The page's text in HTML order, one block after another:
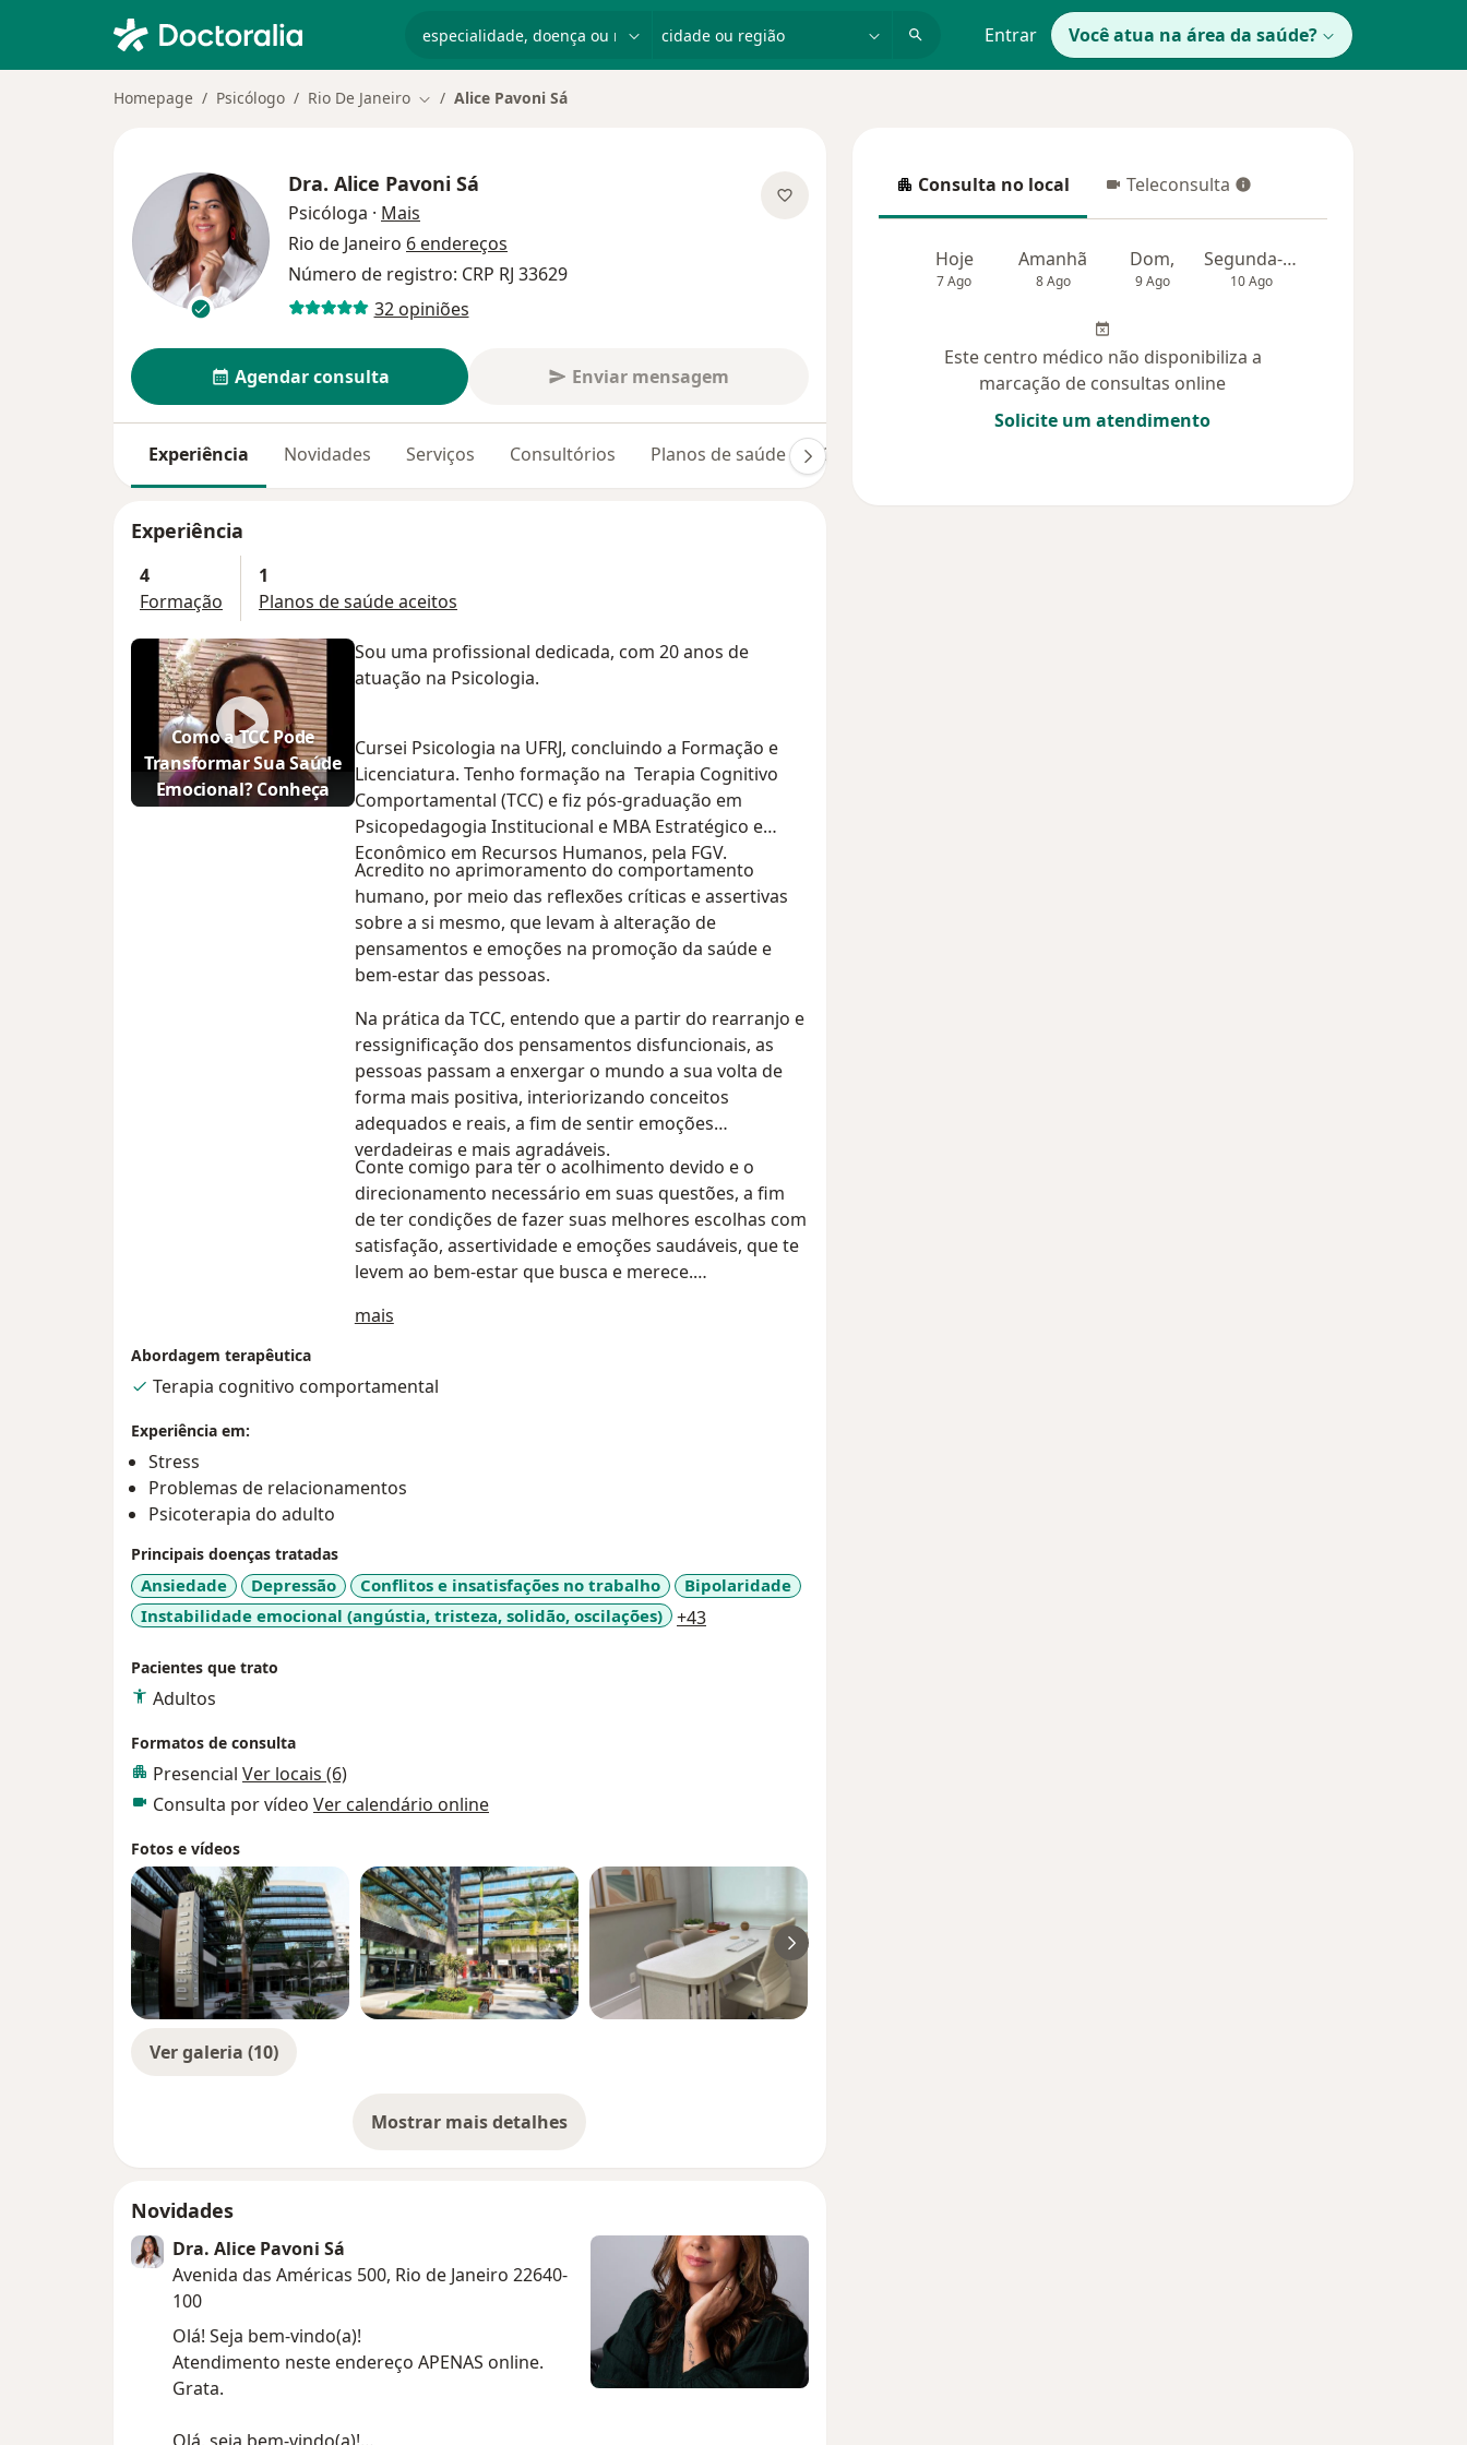
Entrar Você atua na área da saúde?
Homepage Psicólogo Rio De Janeiro Mudar de cidade
Alice Pavoni Sá
Dra. Alice Pavoni Sá
Psicóloga · Mais
Rio de Janeiro 6 endereços
Número de registro: CRP RJ 33629
32 opiniões
Agendar consulta Enviar mensagem
Experiência Novidades Serviços Consultórios Planos de saúde Opiniões (32)
Experiência
4
Formação
1
Planos de saúde aceitos
Como a TCC Pode
Transformar Sua Saúde
Emocional? Conheça
Sou uma profissional dedicada, com 20 anos de
atuação na Psicologia.
Cursei Psicologia na UFRJ, concluindo a Formação e
Licenciatura. Tenho formação na Terapia Cognitivo
Comportamental (TCC) e fiz pós-graduação em
Psicopedagogia Institucional e MBA Estratégico e
Econômico em Recursos Humanos, pela FGV.
Acredito no aprimoramento do comportamento
humano, por meio das reflexões críticas e assertivas
sobre a si mesmo, que levam à alteração de
pensamentos e emoções na promoção da saúde e
bem-estar das pessoas.
Na prática da TCC, entendo que a partir do rearranjo e
ressignificação dos pensamentos disfuncionais, as
pessoas passam a enxergar o mundo a sua volta de
forma mais positiva, interiorizando conceitos
adequados e reais, a fim de sentir emoções
verdadeiras e mais agradáveis.
Conte comigo para ter o acolhimento devido e o
direcionamento necessário em suas questões, a fim
de ter condições de fazer suas melhores escolhas com
satisfação, assertividade e emoções saudáveis, que te
levem ao bem-estar que busca e merece.
Cada processo terapêutico é personalizado,
maisSobre mim
Abordagem terapêutica
Terapia cognitivo comportamental
Experiência em:
Stress
Problemas de relacionamentos
Psicoterapia do adulto
Principais doenças tratadas
Ansiedade Depressão Conflitos e insatisfações no trabalho
Bipolaridade
Instabilidade emocional (angústia, tristeza, solidão, oscilações)
+43a11y_sr_more_diseases
Pacientes que trato
Adultos
Formatos de consulta
Presencial Ver locais (6)
Consulta por vídeo Ver calendário online
Fotos e vídeos
Ver galeria (10)
Mostrar mais detalhes
sobre a experiência
Novidades
Dra. Alice Pavoni Sá
Avenida das Américas 500, Rio de Janeiro 22640-
100
Olá! Seja bem-vindo(a)!
Atendimento neste endereço APENAS online.
Grata.
Consulta no local
Consulta no local Teleconsulta
Teleconsulta
Hoje
7 Ago
Amanhã
8 Ago
Dom,
9 Ago
Segunda-feira
10 Ago
Este centro médico não disponibiliza a
marcação de consultas online
Solicite um atendimento